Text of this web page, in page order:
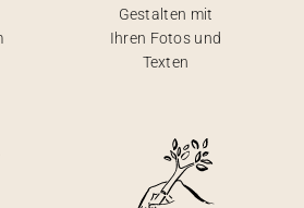
Gestalten mit
Ihren Fotos und
Texten